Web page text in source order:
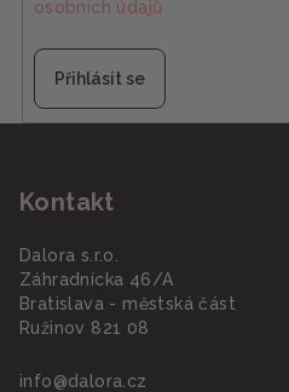
osobních údajů
Přihlásit se
Kontakt
Dalora s.r.o.
Záhradnícka 46/A
Bratislava - městská část
Ružinov 821 08
info@dalora.cz